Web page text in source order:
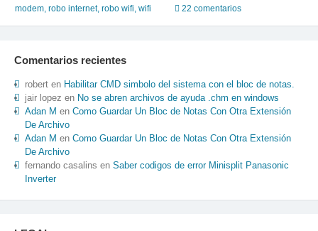
conectado
a
Izzy
arris
modem, robo internet, robo wifi, wifi 22 comentarios
Comentarios recientes
roberten Habilitar CMD simbolo del sistema con el bloc de notas.
jair lopez en No se abren archivos de ayuda .chm en windows
Adan M en Como Guardar Un Bloc de Notas Con Otra Extensión
De Archivo
Adan M en Como Guardar Un Bloc de Notas Con Otra Extensión
De Archivo
fernando casalins en Saber codigos de error Minisplit Panasonic
Inverter